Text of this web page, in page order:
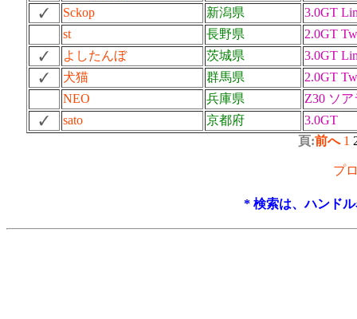
Sckop
新潟県
3.0GT
st
長野県
2.0GT
よしたんぼ
茨城県
3.0GT
犬猫
群馬県
2.0GT
NEO
兵庫県
Z30 ソア
sato
京都府
3.0GT
頁:前へ 1
プ
* 検索は、ハンド